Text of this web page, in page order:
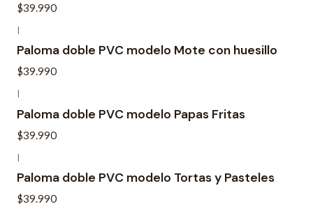
$39.990
|
Paloma doble PVC modelo Mote con huesillo
$39.990
|
Paloma doble PVC modelo Papas Fritas
$39.990
|
Paloma doble PVC modelo Tortas y Pasteles
$39.990